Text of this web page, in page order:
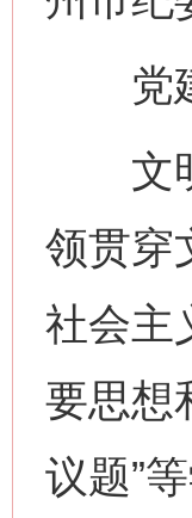
党建
文明
领贯穿
社会主
要思想
议题”